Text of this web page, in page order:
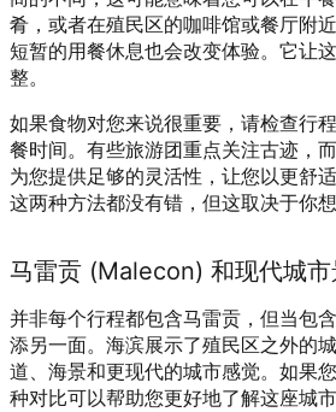
肴，或者在殖民区的咖啡馆或餐厅附
短暂的用餐休息也会改变体验。它让
整。
如果食物对您来说很重要，请检查行
餐时间。有些旅游团重点关注古迹，
为您提供足够的灵活性，让您以更舒
这两种方法都没有错，但这取决于你
马雷贡 (Malecon) 和现代城市
并非每个行程都包含马雷贡，但当包
添另一面。海滨展示了殖民区之外的
道、海景和更现代的城市感觉。如果
种对比可以帮助您更好地了解这座城市